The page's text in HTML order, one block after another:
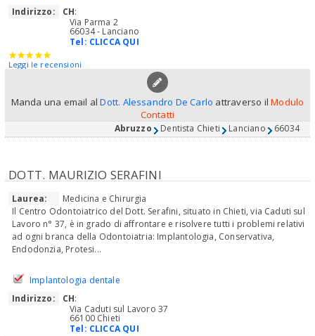
Indirizzo:
CH:
Via Parma 2
66034 - Lanciano
Tel: CLICCA QUI
Leggi le recensioni
Manda una email alDott. Alessandro De Carlo attraverso ilModulo
Contatti
Abruzzo Dentista Chieti Lanciano 66034
DOTT. MAURIZIO SERAFINI
Laurea:
Medicina e Chirurgia
Il Centro Odontoiatrico del Dott. Serafini, situato in Chieti, via Caduti sul
Lavoro n° 37, è in grado di affrontare e risolvere tutti i problemi relativi
ad ogni branca della Odontoiatria: Implantologia, Conservativa,
Endodonzia, Protesi...
Implantologia dentale
Indirizzo:
CH:
Via Caduti sul Lavoro 37
66100 Chieti
Tel: CLICCA QUI